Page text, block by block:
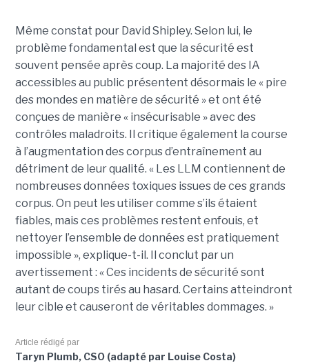
Même constat pour David Shipley. Selon lui, le
problème fondamental est que la sécurité est
souvent pensée après coup. La majorité des IA
accessibles au public présentent désormais le « pire
des mondes en matière de sécurité » et ont été
conçues de manière « insécurisable » avec des
contrôles maladroits. Il critique également la course
à l’augmentation des corpus d’entraînement au
détriment de leur qualité. « Les LLM contiennent de
nombreuses données toxiques issues de ces grands
corpus. On peut les utiliser comme s’ils étaient
fiables, mais ces problèmes restent enfouis, et
nettoyer l’ensemble de données est pratiquement
impossible », explique-t-il. Il conclut par un
avertissement : « Ces incidents de sécurité sont
autant de coups tirés au hasard. Certains atteindront
leur cible et causeront de véritables dommages. »
Article rédigé par
Taryn Plumb, CSO (adapté par Louise Costa)